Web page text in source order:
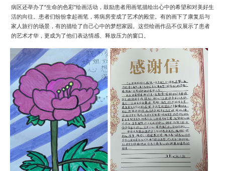
病区还举办了“生命的色彩”绘画活动，鼓励患者用画笔描绘出心中的希望和对美好生
活的向往。患者们纷纷拿起画笔，将病房变成了艺术的殿堂。有的画下了康复后与
家人旅行的场景，有的描绘了自己心中的梦想家园。这些绘画作品不仅展示了患者
的艺术才华，更成为了他们表达情感、释放压力的窗口。